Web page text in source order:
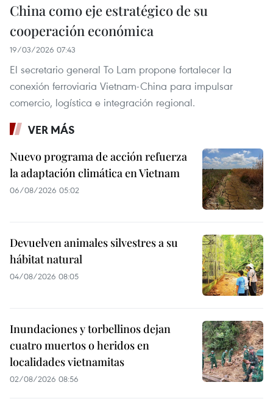
China como eje estratégico de su
cooperación económica
19/03/2026 07:43
El secretario general To Lam propone fortalecer la
conexión ferroviaria Vietnam-China para impulsar
comercio, logística e integración regional.
VER MÁS
Nuevo programa de acción refuerza
la adaptación climática en Vietnam
06/08/2026 05:02
Devuelven animales silvestres a su
hábitat natural
04/08/2026 08:05
Inundaciones y torbellinos dejan
cuatro muertos o heridos en
localidades vietnamitas
02/08/2026 08:56